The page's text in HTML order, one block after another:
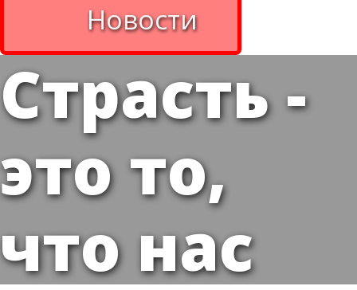
Новости
Страсть -
это то,
что нас